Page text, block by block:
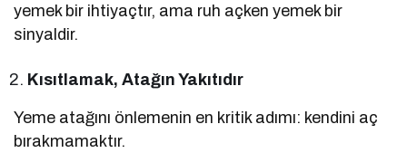
yemek bir ihtiyaçtır, ama ruh açken yemek bir
sinyaldir.
Kısıtlamak, Atağın Yakıtıdır
Yeme atağını önlemenin en kritik adımı: kendini aç
bırakmamaktır.